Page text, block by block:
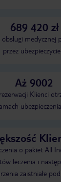
689 420 zł
przez
Aż 9002
Klienci
o pakiet All
leczenia i
zaistniałe